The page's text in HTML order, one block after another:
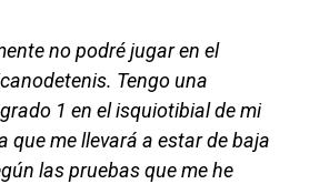
no podré jugar en el
Tengo una
1 en el isquiotibial de mi
que me llevará a estar de baja
las pruebas que me he